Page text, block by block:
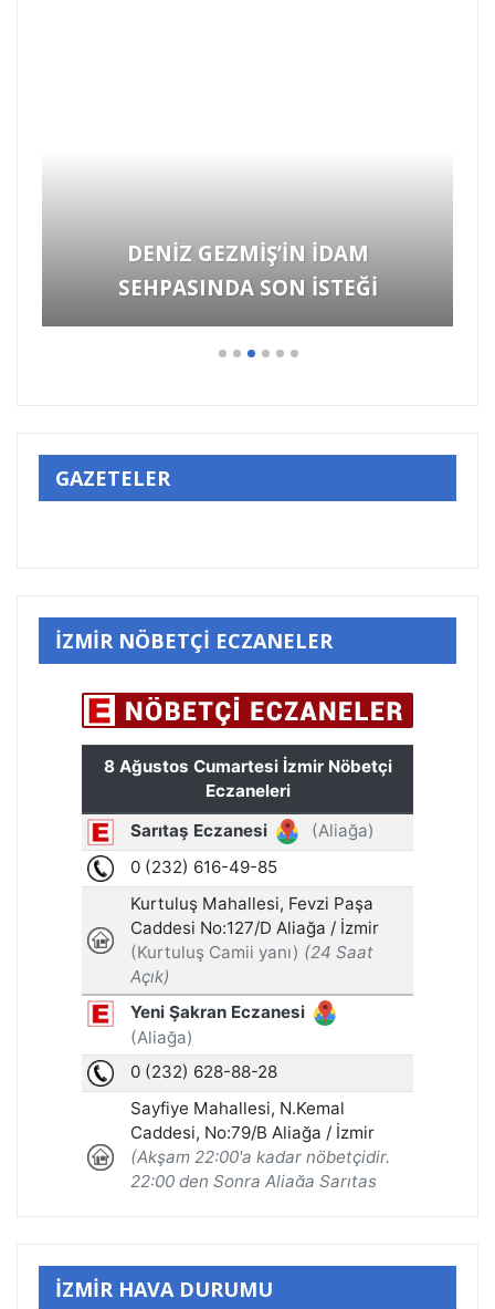
HARUN KARADENİZ
GAZETELER
İZMİR NÖBETÇİ ECZANELER
İZMİR HAVA DURUMU